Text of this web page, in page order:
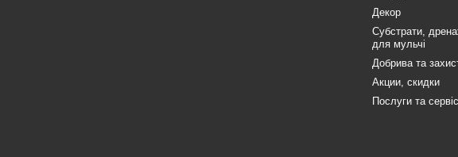
Декор
Субстрати,
для мульчі
Добрива та
Акции, скидки
Послуги та сервіс